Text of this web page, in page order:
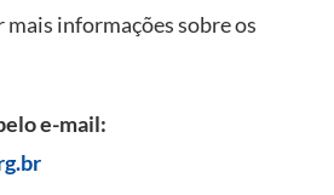
informações sobre os
e-mail: